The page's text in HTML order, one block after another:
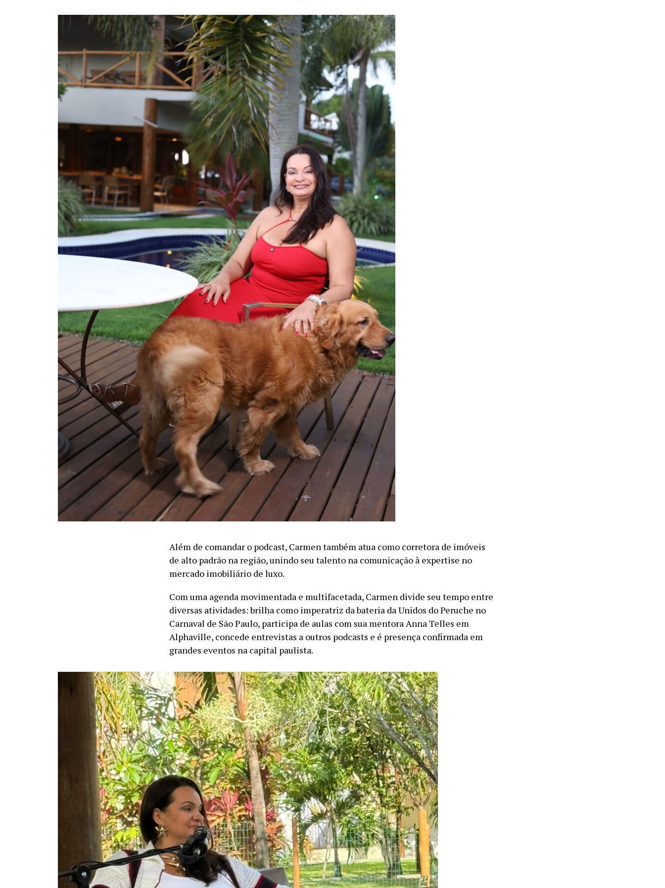
Além de comandar o podcast, Carmen também atua como corretora de imóveis
de alto padrão na região, unindo seu talento na comunicação à expertise no
mercado imobiliário de luxo.
Com uma agenda movimentada e multifacetada, Carmen divide seu tempo entre
diversas atividades: brilha como imperatriz da bateria da Unidos do Peruche no
Carnaval de São Paulo, participa de aulas com sua mentora Anna Telles em
Alphaville, concede entrevistas a outros podcasts e é presença confirmada em
grandes eventos na capital paulista.